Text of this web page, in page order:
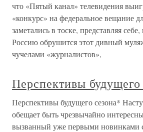
что «Пятый канал» телевидения
«конкурс» на федеральное вещание
заметались в тоске, представляя
Россию обрушится этот дивный
чучелами «журналистов»,
Перспективы будущего
Перспективы будущего сезона*
обещает быть чрезвычайно
вызванный уже первыми новинками